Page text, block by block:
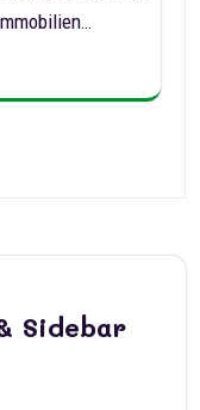
Sidebar